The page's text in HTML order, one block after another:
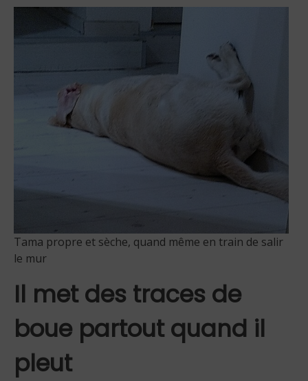
Tama propre et sèche, quand même en train de salir
le mur
Il met des traces de
boue partout quand il
pleut